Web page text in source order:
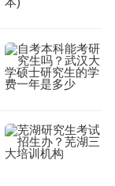
林市 公办 吉
春职业技术
院 吉林省教
林省 松原市
林市 公办 白